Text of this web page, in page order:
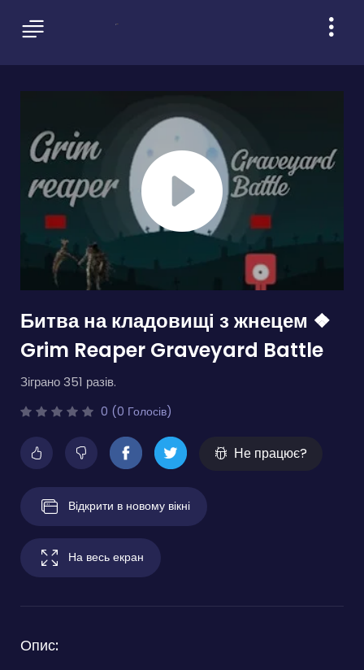
Битва на кладовищі з жнецем ❖
Grim Reaper Graveyard Battle
Зіграно 351 разів.
0 (0 Голосів)
Не працює?
Відкрити в новому вікні
На весь екран
Опис: